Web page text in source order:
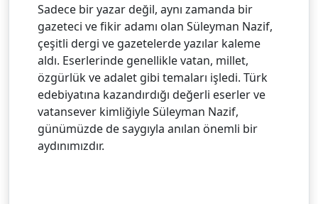
Sadece bir yazar değil, aynı zamanda bir
gazeteci ve fikir adamı olan Süleyman Nazif,
çeşitli dergi ve gazetelerde yazılar kaleme
aldı. Eserlerinde genellikle vatan, millet,
özgürlük ve adalet gibi temaları işledi. Türk
edebiyatına kazandırdığı değerli eserler ve
vatansever kimliğiyle Süleyman Nazif,
günümüzde de saygıyla anılan önemli bir
aydınımızdır.